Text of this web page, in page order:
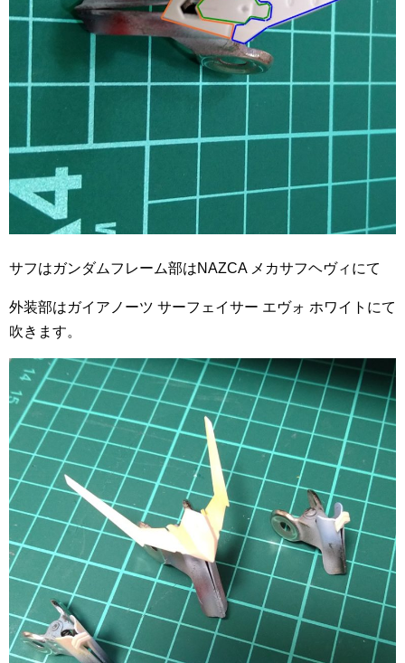
サフはガンダムフレーム部はNAZCA メカサフヘヴィにて
外装部はガイアノーツ サーフェイサー エヴォ ホワイトにて
吹きます。